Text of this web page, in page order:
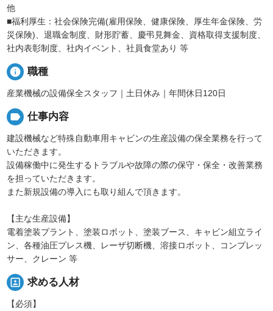
他
■福利厚生：社会保険完備(雇用保険、健康保険、厚生年金保険、労
災保険)、退職金制度、財形貯蓄、慶弔見舞金、資格取得支援制度、
社内表彰制度、社内イベント、社員食堂あり 等
info 職種
産業機械の設備保全スタッフ｜土日休み｜年間休日120日
label 仕事内容
建設機械など特殊自動車用キャビンの生産設備の保全業務を行って
いただきます。
設備稼働中に発生するトラブルや故障の際の保守・保全・改善業務
を担っていただきます。
また新規設備の導入にも取り組んで頂きます。
【主な生産設備】
電着塗装プラント、塗装ロボット、塗装ブース、キャビン組立ライ
ン、各種油圧プレス機、レーザ切断機、溶接ロボット、コンプレッ
サー、クレーン 等
portrait 求める人材
【必須】